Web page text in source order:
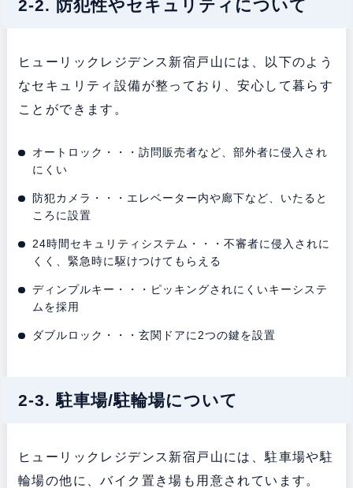
2-2. 防犯性やセキュリティについて
ヒューリックレジデンス新宿戸山には、以下のよう
なセキュリティ設備が整っており、安心して暮らす
ことができます。
オートロック・・・訪問販売者など、部外者に侵入され
にくい
防犯カメラ・・・エレベーター内や廊下など、いたると
ころに設置
24時間セキュリティシステム・・・不審者に侵入されに
くく、緊急時に駆けつけてもらえる
ディンプルキー・・・ピッキングされにくいキーシステ
ムを採用
ダブルロック・・・玄関ドアに2つの鍵を設置
2-3. 駐車場/駐輪場について
ヒューリックレジデンス新宿戸山には、駐車場や駐
輪場の他に、バイク置き場も用意されています。